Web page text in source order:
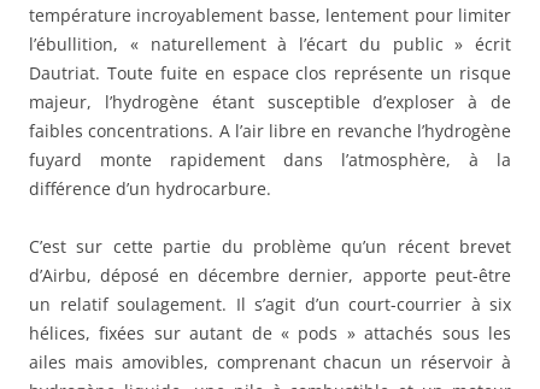
température incroyablement basse, lentement pour limiter
l’ébullition, « naturellement à l’écart du public » écrit
Dautriat. Toute fuite en espace clos représente un risque
majeur, l’hydrogène étant susceptible d’exploser à de
faibles concentrations. A l’air libre en revanche l’hydrogène
fuyard monte rapidement dans l’atmosphère, à la
différence d’un hydrocarbure.
C’est sur cette partie du problème qu’un récent brevet
d’Airbu, déposé en décembre dernier, apporte peut-être
un relatif soulagement. Il s’agit d’un court-courrier à six
hélices, fixées sur autant de « pods » attachés sous les
ailes mais amovibles, comprenant chacun un réservoir à